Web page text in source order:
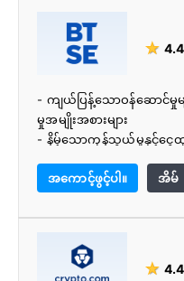
★ 4.4
- ကျယ်ပြန့်သောဝန်ဆောင်မှု
မှုအမျိုးအစားများ
- နိမ့်သောကုန်သွယ်မှုနှင့်ငွေ
အကောင့်ဖွင့်ပါ။
အိမ်
★ 4.4